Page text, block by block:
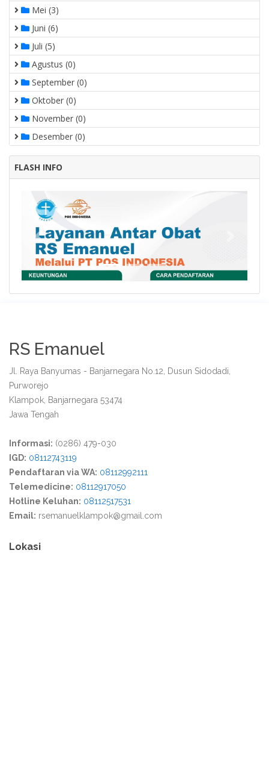
Mei (3)
Juni (6)
Juli (5)
Agustus (0)
September (0)
Oktober (0)
November (0)
Desember (0)
FLASH INFO
Previous
RS Emanuel
Jl. Raya Banyumas - Banjarnegara No.12, Dusun Sidodadi,
Purworejo
Klampok, Banjarnegara 53474
Jawa Tengah
Informasi: (0286) 479-030
IGD: 08112743119
Pendaftaran via WA: 08112992111
Telemedicine: 08112917050
Hotline Keluhan: 08112517531
Email: rsemanuelklampok@gmail.com
Lokasi